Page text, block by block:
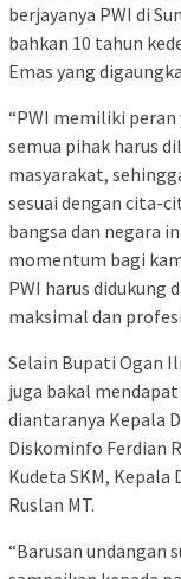
berjayanya PWI di
bahkan 10 tahun
Emas yang
“PWI memiliki
semua pihak harus
masyarakat,
sesuai dengan cita-
bangsa dan negara
momentum bagi
PWI harus didukung
maksimal dan
Selain Bupati Ogan
juga bakal
diantaranya Kepala
Diskominfo Ferdian
Kudeta SKM, Kepala
Ruslan MT.
“Barusan undangan